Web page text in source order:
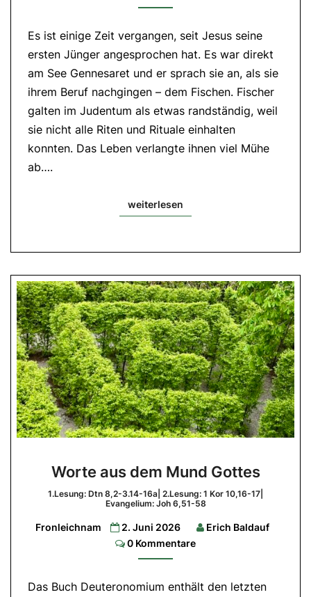
25|
Evangelium:
Mt
13
Es ist einige Zeit vergangen, seit Jesus seine
ersten Jünger angesprochen hat. Es war direkt
am See Gennesaret und er sprach sie an, als sie
ihrem Beruf nachgingen – dem Fischen. Fischer
galten im Judentum als etwas randständig, weil
sie nicht alle Riten und Rituale einhalten
konnten. Das Leben verlangte ihnen viel Mühe
ab….
weiterlesen
aus
dem
Gottes
16a|
Worte aus dem Mund Gottes
1.Lesung: Dtn 8,2-3.14-16a| 2.Lesung: 1 Kor 10,16-17|
Evangelium: Joh 6,51-58
Fronleichnam 2. Juni 2026
Erich Baldauf
Comments
0 Kommentare
Das Buch Deuteronomium enthält den letzten